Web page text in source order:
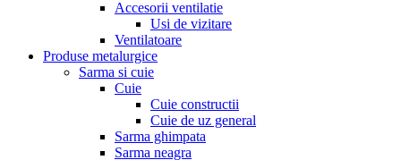
Accesorii ventilatie
Usi de vizitare
Ventilatoare
Produse metalurgice
Sarma si cuie
Cuie
Cuie constructii
Cuie de uz general
Sarma ghimpata
Sarma neagra